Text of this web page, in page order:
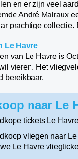
en er zijn veel
André Malraux
prachtige collectie.
Le Havre
van Le Havre is
vieren. Het
bereikbaar.
naar Le
tickets Le
vliegen naar
Le Havre